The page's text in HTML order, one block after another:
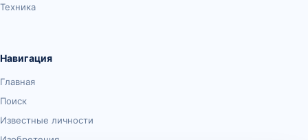
Техника
Навигация
Главная
Поиск
Известные личности